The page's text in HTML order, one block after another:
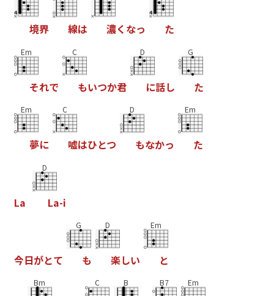
境界 線は 濃く なっ た
Em
それで
C
もいつか君
D
に話し
G
た
Em
夢に
C
嘘はひとつ
D
もなかっ
Em
た
La
D
La-i
今日がとて
G
も
D
楽しい
Em
と
Bm C B B7 Em